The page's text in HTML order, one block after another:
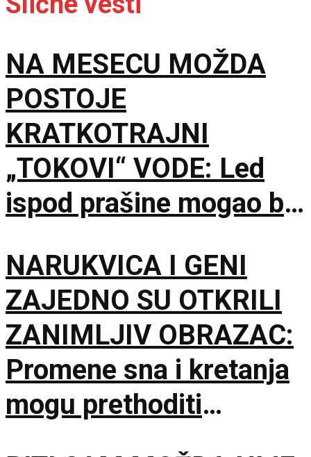
NA MESECU MOŽDA
POSTOJE
KRATKOTRAJNI
„TOKOVI“ VODE: Led
ispod prašine mogao bi
NARUKVICA I GENI
ZAJEDNO SU OTKRILI
ZANIMLJIV OBRAZAC:
Promene sna i kretanja
mogu prethoditi